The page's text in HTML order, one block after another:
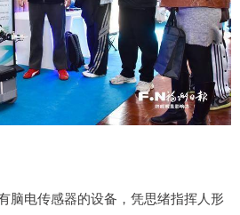
脑电传感器的设备，凭思绪指挥人形